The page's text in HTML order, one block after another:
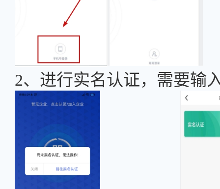
2、进行实名认证，需要输